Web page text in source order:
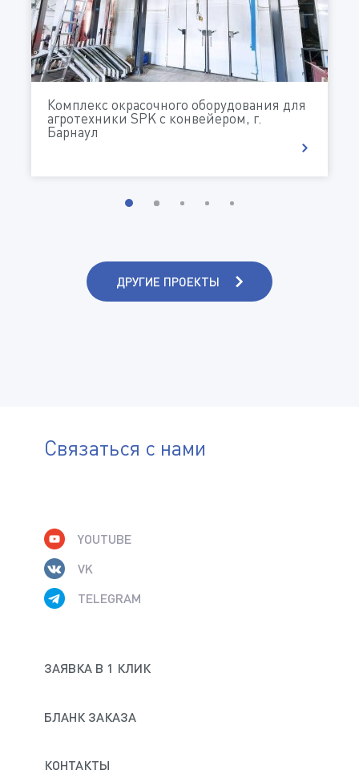
Комментарий
ДАЮ СОГЛАСИЕ НА ОБРАБОТКУ МОИХ
ПЕРСОНАЛЬНЫХ ДАННЫХ В СООТВЕТСТВИИ С
СОГЛАСЕН НА ПОЛУЧЕНИЕ ИНФОРМАЦИОННЫХ
Комплекс окрасочного оборудования для
агротехники SPK с конвейером, г.
Барнаул
ДРУГИЕ ПРОЕКТЫ
Связаться с нами
ЗАЯВКА В 1 КЛИК
БЛАНК ЗАКАЗА
КОНТАКТЫ
YOUTUBE
VK
TELEGRAM